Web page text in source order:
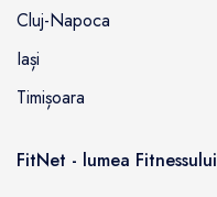
Cluj-Napoca
Iași
Timișoara
FitNet - lumea Fitnessului